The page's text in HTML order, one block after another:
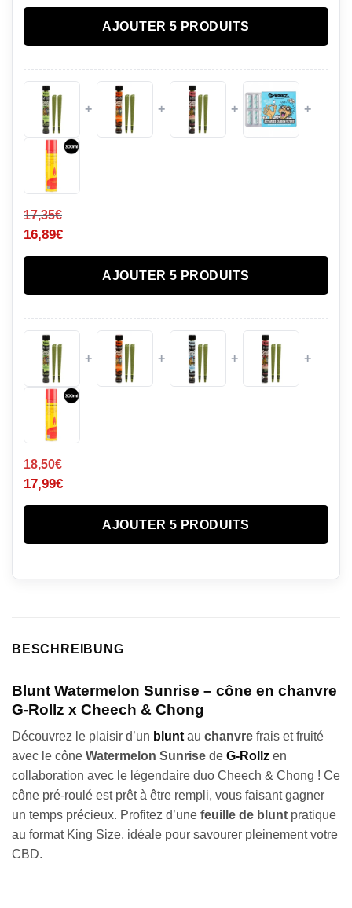
AJOUTER 5 PRODUITS
+ + + +
17,35€
16,89€
AJOUTER 5 PRODUITS
+ + + +
18,50€
17,99€
AJOUTER 5 PRODUITS
BESCHREIBUNG
Blunt Watermelon Sunrise – cône en chanvre
G-Rollz x Cheech & Chong
Découvrez le plaisir d’un blunt au chanvre frais et fruité
avec le cône Watermelon Sunrise de G-Rollz en
collaboration avec le légendaire duo Cheech & Chong ! Ce
cône pré-roulé est prêt à être rempli, vous faisant gagner
un temps précieux. Profitez d’une feuille de blunt pratique
au format King Size, idéale pour savourer pleinement votre
CBD.